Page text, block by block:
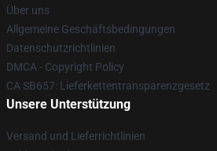
Über uns
Allgemeine Geschäftsbedingungen
Datenschutzrichtlinien
DMCA - Copyright Policy
CA SB657: Lieferkettentransparenzgesetz
Unsere Unterstützung
Versand und Lieferrichtlinien